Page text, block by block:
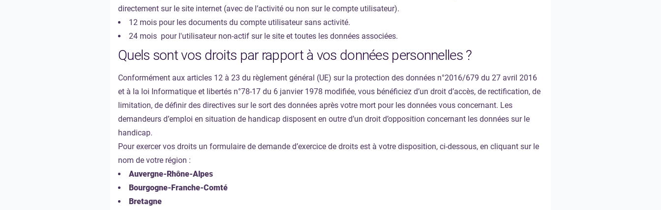
directement sur le site internet (avec de l’activité ou non sur le compte utilisateur).
12 mois pour les documents du compte utilisateur sans activité.
24 mois pour l'utilisateur non-actif sur le site et toutes les données associées.
Quels sont vos droits par rapport à vos données personnelles ?
Conformément aux articles 12 à 23 du règlement général (UE) sur la protection des données n°2016/679 du 27 avril 2016
et à la loi Informatique et libertés n°78-17 du 6 janvier 1978 modifiée, vous bénéficiez d’un droit d’accès, de rectification, de
limitation, de définir des directives sur le sort des données après votre mort pour les données vous concernant. Les
demandeurs d’emploi en situation de handicap disposent en outre d’un droit d’opposition concernant les données sur le
handicap.
Pour exercer vos droits un formulaire de demande d’exercice de droits est à votre disposition, ci-dessous, en cliquant sur le
nom de votre région :
Auvergne-Rhône-Alpes
Bourgogne-Franche-Comté
Bretagne